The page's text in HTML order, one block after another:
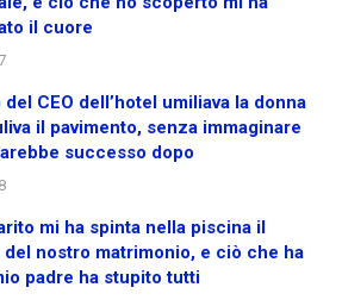
il cuore
CEO dell’hotel umiliava la donna
il pavimento, senza immaginare
successo dopo
mi ha spinta nella piscina il
del nostro matrimonio, e ciò che ha
padre ha stupito tutti